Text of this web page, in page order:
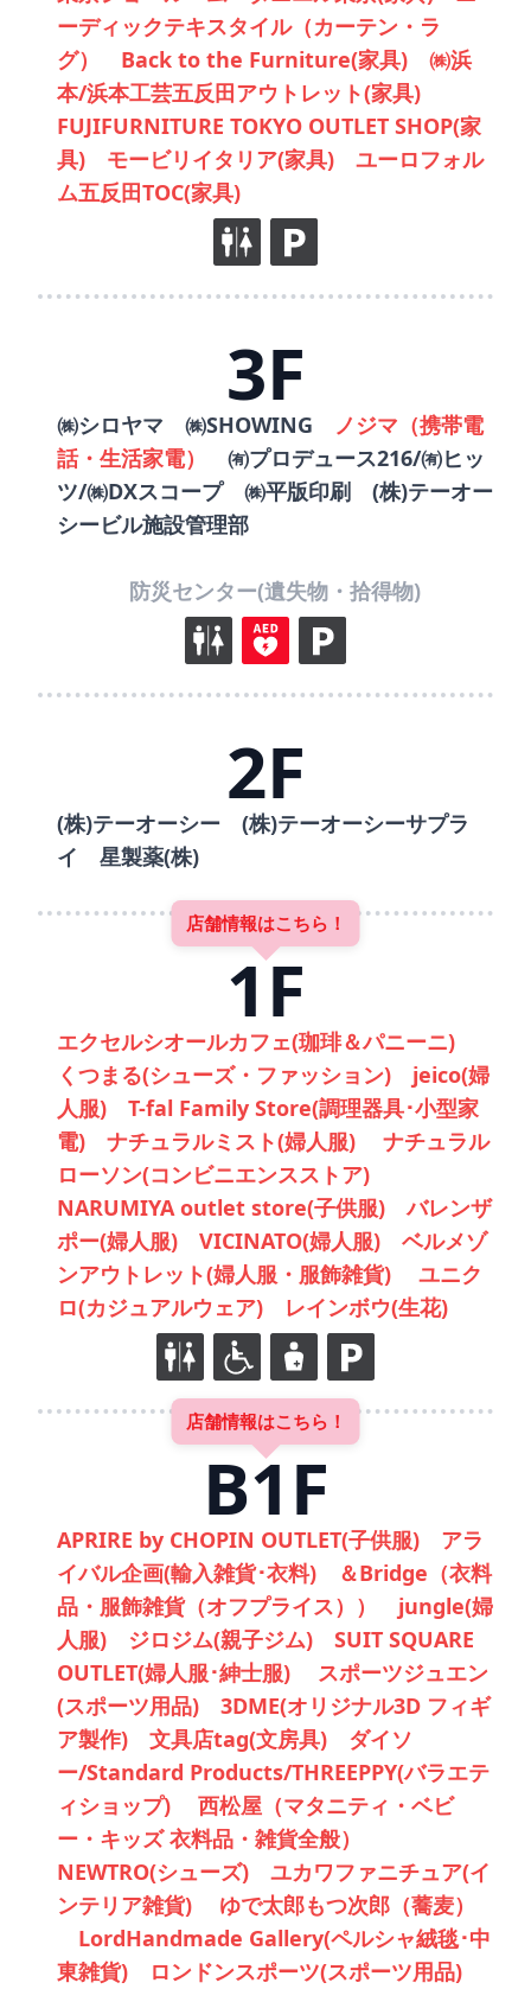
ーディックテキスタイル（カーテン・ラ
グ） Back to the Furniture(家具) ㈱浜
本/浜本工芸五反田アウトレット(家具)
FUJIFURNITURE TOKYO OUTLET SHOP(家
具) モービリイタリア(家具) ユーロフォル
ム五反田TOC(家具)
3F
㈱シロヤマ ㈱SHOWING ノジマ（携帯電
話・生活家電）
㈲プロデュース216/㈲ヒッ
ツ/㈱DXスコープ ㈱平版印刷 (株)テーオー
シービル施設管理部
防災センター(遺失物・拾得物)
2F
(株)テーオーシー (株)テーオーシーサプラ
イ 星製薬(株)
1F
店舗情報はこちら！
エクセルシオールカフェ(珈琲＆パニーニ)
くつまる(シューズ・ファッション) jeico(婦
人服) T-fal Family Store(調理器具･小型家
電) ナチュラルミスト(婦人服) ナチュラル
ローソン(コンビニエンスストア)
NARUMIYA outlet store(子供服) バレンザ
ポー(婦人服) VICINATO(婦人服) ベルメゾ
ンアウトレット(婦人服・服飾雑貨) ユニク
ロ(カジュアルウェア) レインボウ(生花)
B1F
店舗情報はこちら！
APRIRE by CHOPIN OUTLET(子供服) アラ
イバル企画(輸入雑貨･衣料) ＆Bridge（衣料
品・服飾雑貨（オフプライス）） jungle(婦
人服) ジロジム(親子ジム) SUIT SQUARE
OUTLET(婦人服･紳士服) スポーツジュエン
(スポーツ用品) 3DME(オリジナル3D フィギ
ア製作) 文具店tag(文房具) ダイソ
ー/Standard Products/THREEPPY(バラエテ
ィショップ) 西松屋（マタニティ・ベビ
ー・キッズ 衣料品・雑貨全般）
NEWTRO(シューズ) ユカワファニチュア(イ
ンテリア雑貨) ゆで太郎もつ次郎（蕎麦）
LordHandmade Gallery(ペルシャ絨毯･中
東雑貨) ロンドンスポーツ(スポーツ用品)